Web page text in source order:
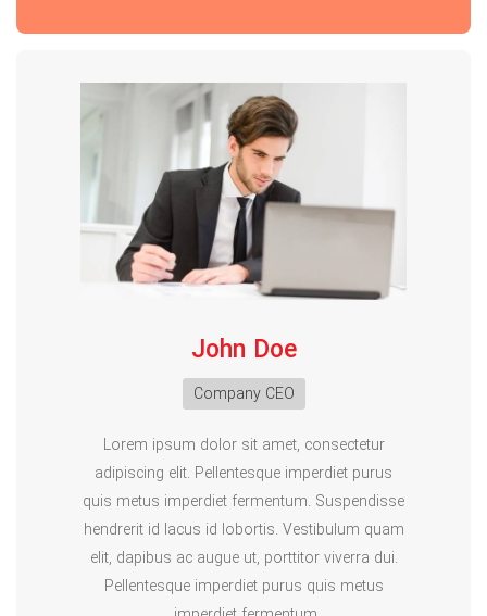
John Doe
Company CEO
Lorem ipsum dolor sit amet, consectetur
adipiscing elit. Pellentesque imperdiet purus
quis metus imperdiet fermentum. Suspendisse
hendrerit id lacus id lobortis. Vestibulum quam
elit, dapibus ac augue ut, porttitor viverra dui.
Pellentesque imperdiet purus quis metus